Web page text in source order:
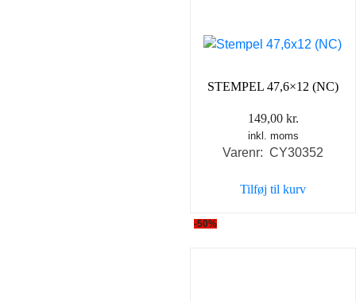
STEMPEL 47,6×12 (NC)
149,00 kr.
inkl. moms
Varenr: CY30352
Tilføj til kurv
-50%